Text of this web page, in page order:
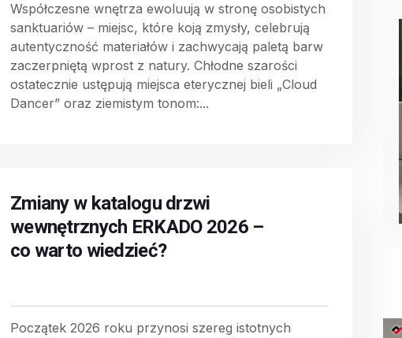
Współczesne wnętrza ewoluują w stronę osobistych
sanktuariów – miejsc, które koją zmysły, celebrują
autentyczność materiałów i zachwycają paletą barw
zaczerpniętą wprost z natury. Chłodne szarości
ostatecznie ustępują miejsca eterycznej bieli „Cloud
Dancer” oraz ziemistym tonom:...
Zmiany w katalogu drzwi
wewnętrznych ERKADO 2026 –
co warto wiedzieć?
Początek 2026 roku przynosi szereg istotnych